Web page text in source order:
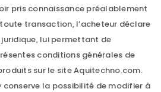
pris connaissance préalablement
transaction, l’acheteur déclare
lui permettant de
conditions générales de
sur le site Aquitechno.com.
conserve la possibilité de modifier à